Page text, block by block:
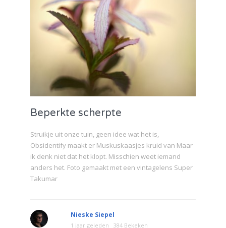
Beperkte scherpte
Struikje uit onze tuin, geen idee wat het is,
Obsidentify maakt er Muskuskaasjes kruid van Maar
ik denk niet dat het klopt. Misschien weet iemand
anders het. Foto gemaakt met een vintagelens Super
Takumar
Nieske Siepel
1 jaar geleden 384 Bekeken